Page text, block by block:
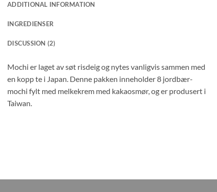
ADDITIONAL INFORMATION
INGREDIENSER
DISCUSSION (2)
Mochi er laget av søt risdeig og nytes vanligvis sammen med
en kopp te i Japan. Denne pakken inneholder 8 jordbær-
mochi fylt med melkekrem med kakaosmør, og er produsert i
Taiwan.